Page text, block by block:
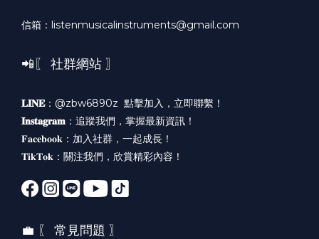
信箱：listenmusicalinstruments@gmail.com
📲〖 社群網站 〗
𝐋𝐈𝐍𝐄：@zbw6890z 點擊加入，立即聯繫！
𝐈𝐧𝐬𝐭𝐚𝐠𝐫𝐚𝐦 ： 追蹤我們，掌握最新資訊！
𝐅𝐚𝐜𝐞𝐛𝐨𝐨𝐤： 加入社群，一起成長！
𝐓𝐢𝐤𝐓𝐨𝐤： 關注我們，欣賞精彩內容！
💼 〖 常見問題 〗